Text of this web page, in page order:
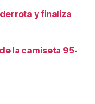
y finaliza
la camiseta 95-